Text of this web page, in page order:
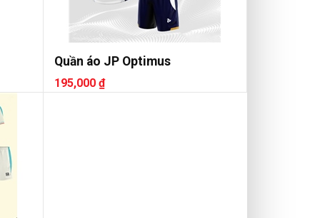
Quần áo JP Optimus
195,000 ₫